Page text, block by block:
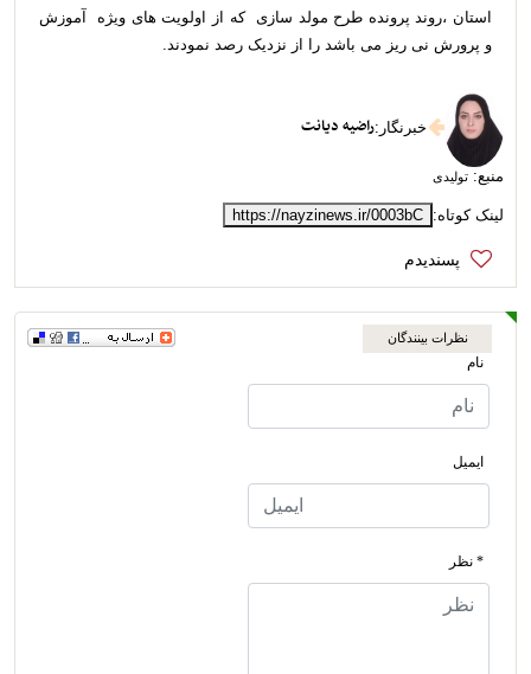
استان ،روند پرونده طرح مولد سازی که از اولویت های ویژه آموزش
و پرورش نی ریز می باشد را از نزدیک رصد نمودند.
خبرنگار :راضیه دیانت
منبع: تولیدی
لینک کوتاه: https://nayzinews.ir/0003bC
نظرات بینندگان
نام
ایمیل
* نظر